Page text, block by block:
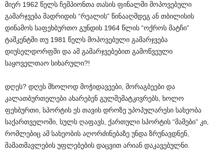
მიერ 1962 წელს ჩემპიონთა თასის ფინალში მოპოვებული
გამარჯვება მადრიდის “რეალის” წინააღმდეგ ან თბილისის
დინამოს საფეხბურთო გუნდის 1964 წლის “ოქროს მატჩი”
ტაშკენტში თუ 1981 წელს მოპოვებული გამარჯვება
დიუსელდორფში და ამ გამარჯვებებით გამოწვეული
საყოველთაო სიხარული?!
დღეს? დღეს მხოლოდ მოჭიდავეები, მორაგბეები და
კალათბურთელები ახარებენ გულშემატკივრებს, ხოლო
ფეხბურთი, სპორტის ეს თავის დროზე უპოპულარესი სახეობა
საქართველოში, სულს ღაფავს, ქართული სპორტის “მამები” კი,
რომლებიც ამ სახეობის აღორძინებაზე უნდა ზრუნავდნენ,
მამათმავლების უფლებების დაცვით არიან დაკავებულნი.